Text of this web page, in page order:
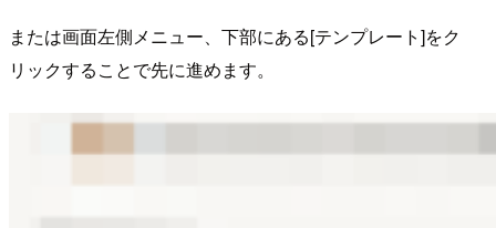
または画面左側メニュー、下部にある[テンプレート]をク
リックすることで先に進めます。